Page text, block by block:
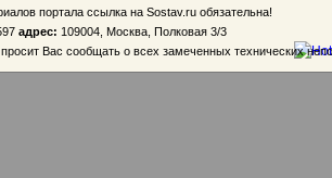
портала ссылка на Sostav.ru обязательна!
адрес: 109004, Москва, Полковая 3/3
Вас сообщать о всех замеченных технических